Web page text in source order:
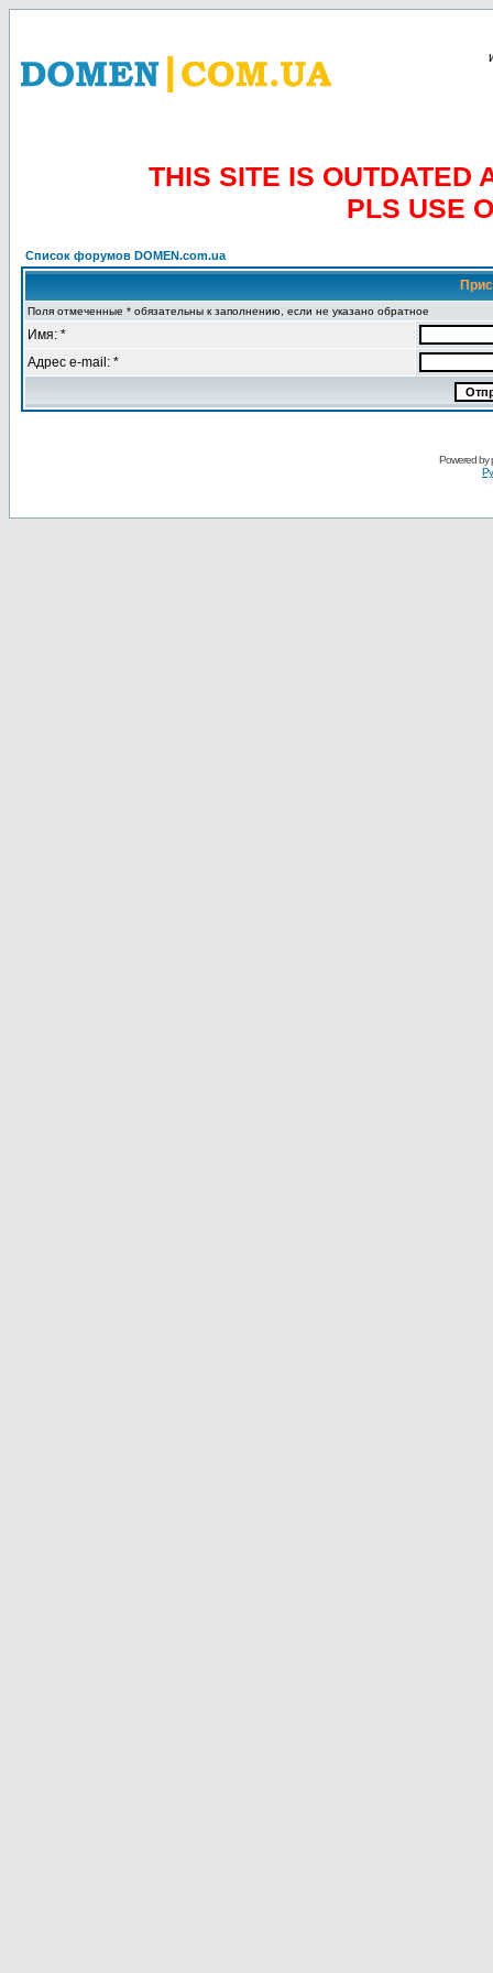
THIS SITE IS OUTDATED
PLS USE
Список форумов DOMEN.com.ua
Поля отмеченные * обязательны к заполнению, если не указано обратное
Имя: *
Адрес e-mail: *
Powered by